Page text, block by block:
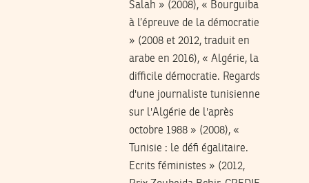
Salah » (2008), « Bourguiba
à l’épreuve de la démocratie
» (2008 et 2012, traduit en
arabe en 2016), « Algérie, la
difficile démocratie. Regards
d'une journaliste tunisienne
sur l'Algérie de l'après
octobre 1988 » (2008), «
Tunisie : le défi égalitaire.
Ecrits féministes » (2012,